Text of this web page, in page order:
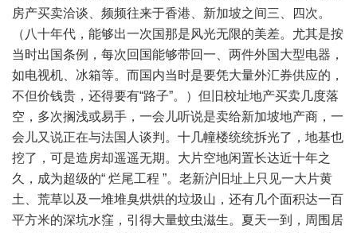
房产买卖洽谈、频频往来于香港、新加坡之间三、四次。
（八十年代，能够出一次国那是风光无限的美差。尤其是按
当时出国条例，每次回国能够带回一、两件外国大型电器，
如电视机、冰箱等。而国内当时是要凭大量外汇券供应的，
不但价钱贵，还得要有“路子”。）但旧校址地产买卖几度落
空，多次搁浅或易手，一会儿听说是卖给新加坡地产商，一
会儿又说正在与法国人谈判。十几幢楼统统拆光了，地基也
挖了，可是造房却遥遥无期。大片空地闲置长达近十年之
久，成为超级的“ 烂尾工程 ”。老新沪旧址上只见一大片黄
土、荒草以及一堆堆臭烘烘的垃圾山，还有几个面积达一百
平方米的深坑水窪，引得大量蚊虫滋生。夏天一到，周围居